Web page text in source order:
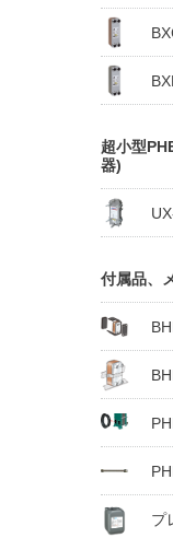
超小型
器)
付属品、
プ